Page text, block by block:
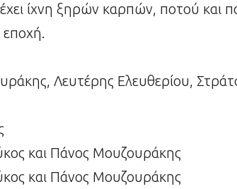
ίχνη ξηρών καρπών, ποτού και
Λευτέρης Ελευθερίου,
και Πάνος Μουζουράκης
και Πάνος Μουζουράκης